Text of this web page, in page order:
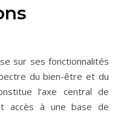
sur ses fonctionnalités
du bien-être et du
l’axe central de
accès à une base de